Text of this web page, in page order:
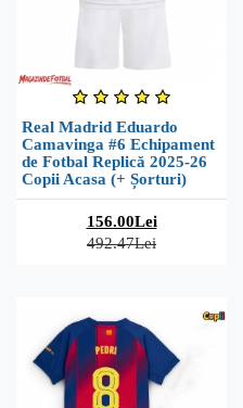
Real Madrid Eduardo
Camavinga #6 Echipament
de Fotbal Replică 2025-26
Copii Acasa (+ Șorturi)
156.00Lei
492.47Lei